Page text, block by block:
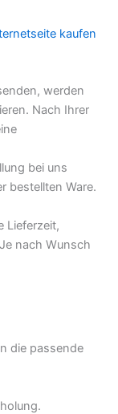
kaufen
werden
Nach Ihrer
bei uns
bestellten Ware.
Lieferzeit,
nach Wunsch
die passende